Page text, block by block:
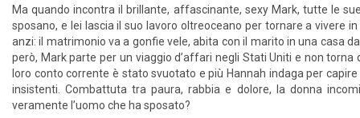
Ma quando incontra il brillante, affascinante, sexy Mark, tutte le
sposano, e lei lascia il suo lavoro oltreoceano per tornare a vivere
anzi: il matrimonio va a gonfie vele, abita con il marito in una casa
però, Mark parte per un viaggio d’affari negli Stati Uniti e non
loro conto corrente è stato svuotato e più Hannah indaga per
insistenti. Combattuta tra paura, rabbia e dolore, la donna
veramente l’uomo che ha sposato?